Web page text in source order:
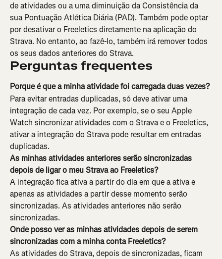
de atividades ou a uma diminuição da Consistência da
sua Pontuação Atlética Diária (PAD). Também pode optar
por desativar o Freeletics diretamente na aplicação do
Strava. No entanto, ao fazê-lo, também irá remover todos
os seus dados anteriores do Strava.
Perguntas frequentes
Porque é que a minha atividade foi carregada duas vezes?
Para evitar entradas duplicadas, só deve ativar uma
integração de cada vez. Por exemplo, se o seu Apple
Watch sincronizar atividades com o Strava e o Freeletics,
ativar a integração do Strava pode resultar em entradas
duplicadas.
As minhas atividades anteriores serão sincronizadas
depois de ligar o meu Strava ao Freeletics?
A integração fica ativa a partir do dia em que a ativa e
apenas as atividades a partir desse momento serão
sincronizadas. As atividades anteriores não serão
sincronizadas.
Onde posso ver as minhas atividades depois de serem
sincronizadas com a minha conta Freeletics?
As atividades do Strava, depois de sincronizadas, ficam